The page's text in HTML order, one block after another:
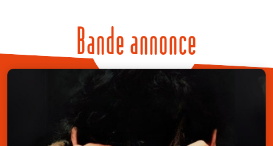
Bande annonce